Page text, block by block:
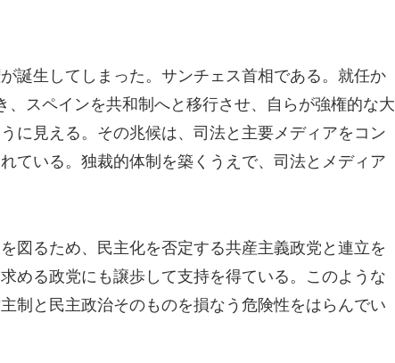
誕生してしまった。サンチェス首相である。就任か
、スペインを共和制へと移行させ、自らが強権的な大
に見える。その兆候は、司法と主要メディアをコン
ている。独裁的体制を築くうえで、司法とメディア
図るため、民主化を否定する共産主義政党と連立を
める政党にも譲歩して支持を得ている。このような
制と民主政治そのものを損なう危険性をはらんでい